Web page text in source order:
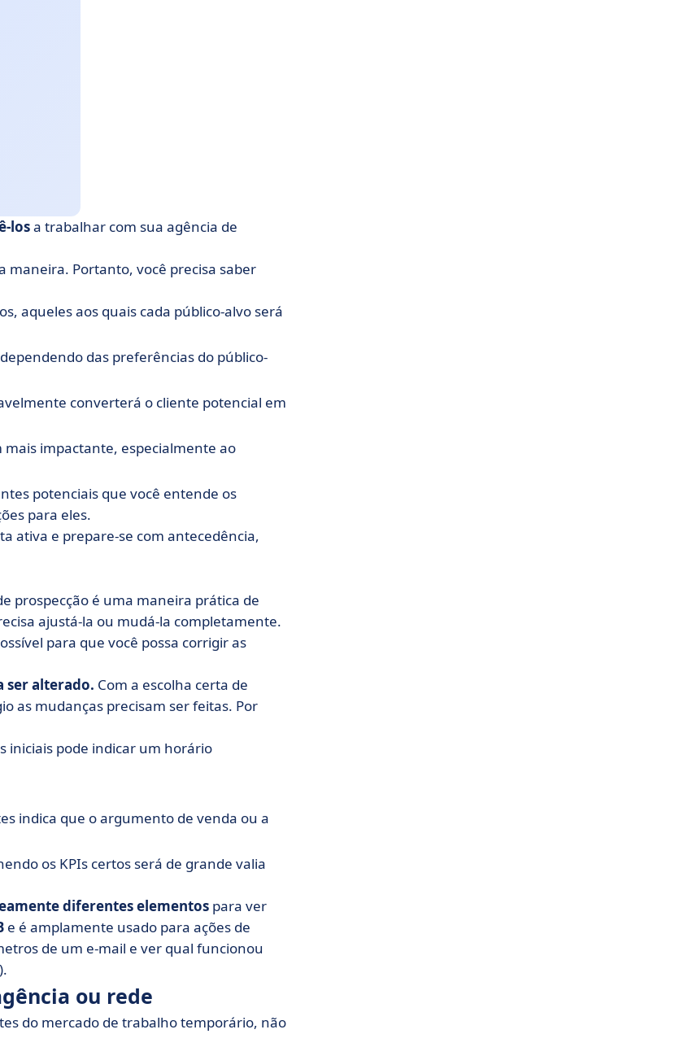
losa trabalhar com sua agência de
maneira. Portanto, você precisa saber
aqueles aos quais cada público-alvo será
das preferências do público-
converterá o cliente potencial em
impactante, especialmente ao
potenciais que você entende os
para eles.
ativa e prepare-se com antecedência,
prospecção é uma maneira prática de
ajustá-la ou mudá-la completamente.
para que você possa corrigir as
ser alterado. Com a escolha certa de
as mudanças precisam ser feitas. Por
iniciais pode indicar um horário
indica que o argumento de venda ou a
os KPIs certos será de grande valia
diferentes elementos para ver
e é amplamente usado para ações de
de um e-mail e ver qual funcionou
ou rede
do mercado de trabalho temporário, não